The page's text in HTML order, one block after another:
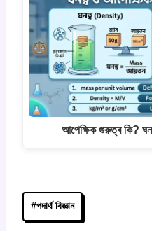
আপেক্ষিক গুরুত্ব কি?
Post
Tags:
#পদার্থ বিজ্ঞান